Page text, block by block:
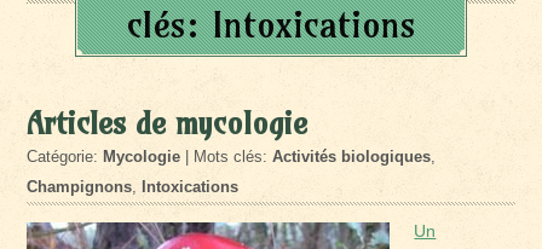
clés:Intoxications
Articles de mycologie
Catégorie: Mycologie | Mots clés:Activités biologiques,
Champignons, Intoxications
Un